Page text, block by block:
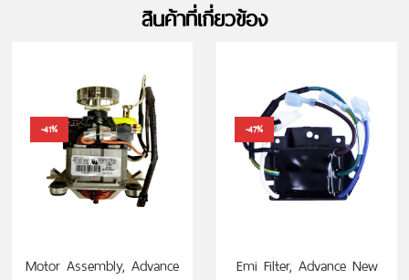
สินค้าที่เกี่ยวข้อง
-41%
Motor Assembly, Advance
-47%
Emi Filter, Advance New